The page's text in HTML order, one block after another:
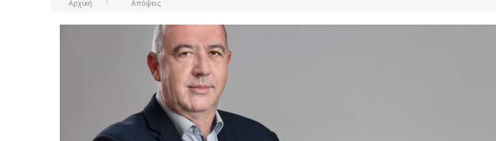
Αρχική Απόψεις